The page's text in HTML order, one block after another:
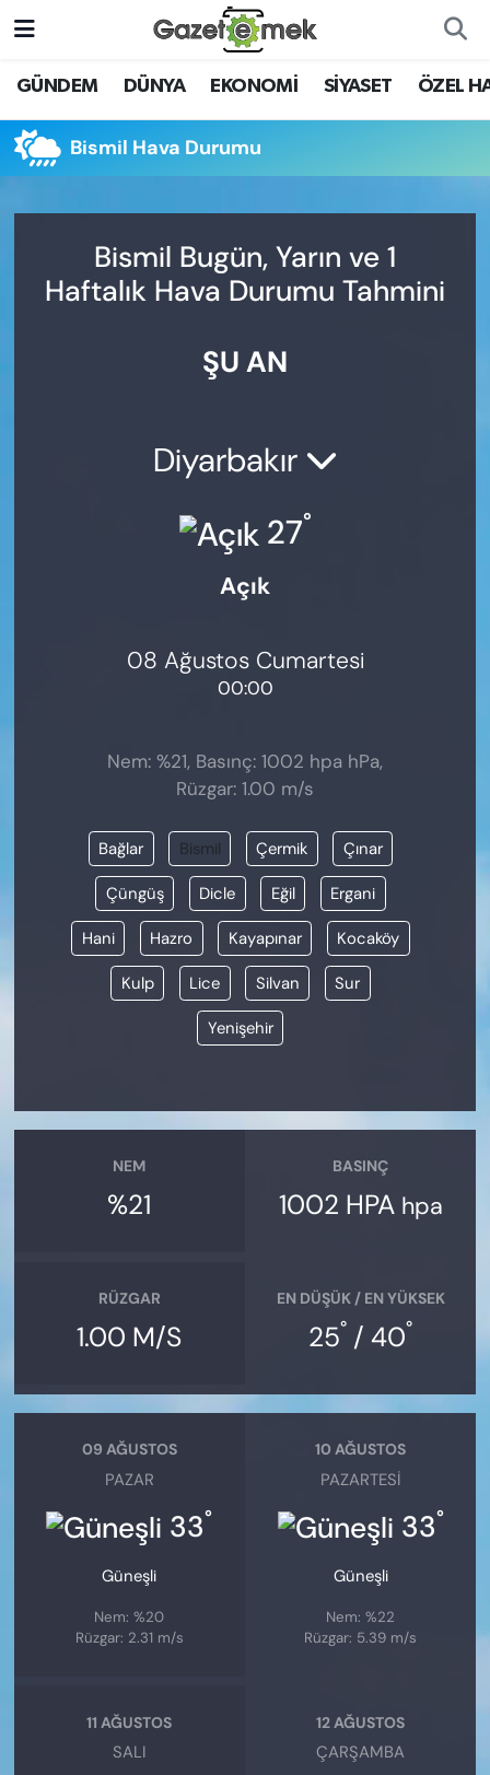
GÜNDEM DÜNYA EKONOMİ SİYASET ÖZEL
Bismil Hava Durumu
Bismil Bugün, Yarın ve 1
Haftalık Hava Durumu Tahmini
ŞU AN
Diyarbakır
27°
Açık
08 Ağustos Cumartesi
00:00
Nem: %21, Basınç: 1002 hpa hPa,
Rüzgar: 1.00 m/s
Bağlar Bismil Çermik Çınar
Çüngüş Dicle Eğil Ergani
Hani Hazro Kayapınar Kocaköy
Kulp Lice Silvan Sur
Yenişehir
NEM
%21
BASINÇ
1002 HPA hpa
RÜZGAR
1.00 M/S
EN DÜŞÜK / EN YÜKSEK
25° / 40°
09 AĞUSTOS
PAZAR
33°
Güneşli
Nem: %20
Rüzgar: 2.31 m/s
10 AĞUSTOS
PAZARTESI
33°
Güneşli
Nem: %22
Rüzgar: 5.39 m/s
11 AĞUSTOS
SALI
12 AĞUSTOS
ÇARŞAMBA
DÜNYA
EKONOMİ
YENİ MEDYADA EMEK
GAZETECİLİĞİNİ GELİŞTİRMEK
KÜLTÜR-SANAT
YAZAR KÖŞESİ
SİYASET
VAN VE DİYARBAKIR HABERLERİ
Nöbetçi Eczaneler
Hava Durumu
Trafik Durumu
Süper Lig Puan Durumu ve Fikstür
Haber Arşivi